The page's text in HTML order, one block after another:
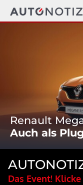
Renault
Auch als
Das Event!